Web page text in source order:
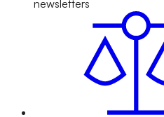
newsletters